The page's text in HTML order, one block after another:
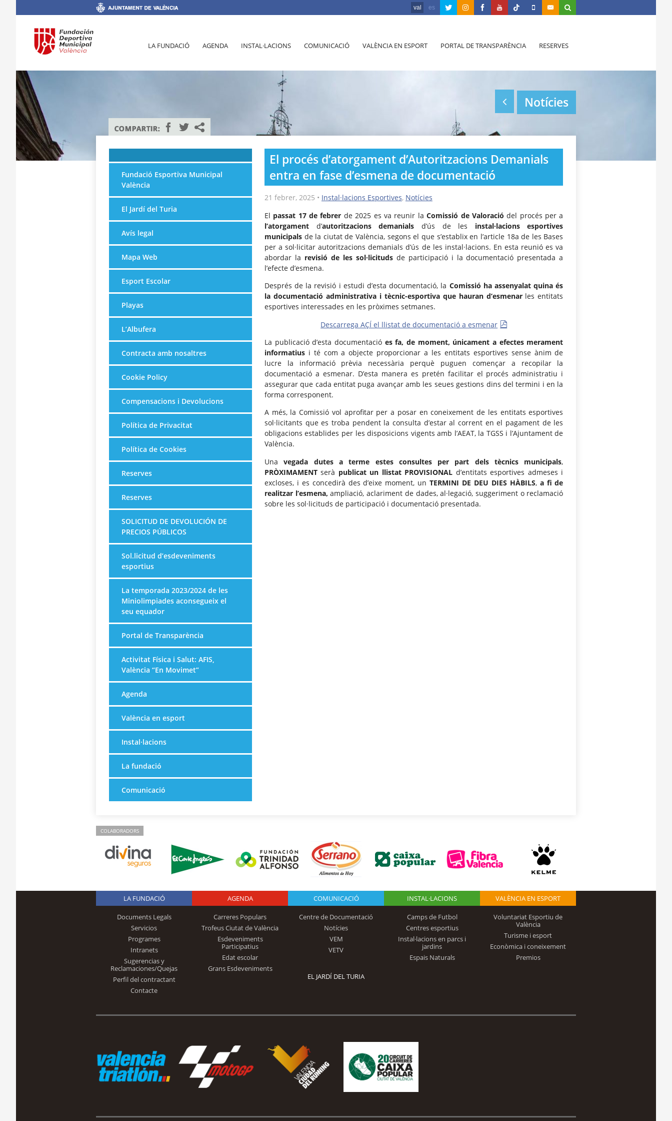
val es
LA FUNDACIÓ AGENDA INSTAL·LACIONS COMUNICACIÓ VALÈNCIA EN ESPORT PORTAL DE TRANSPARÈNCIA RESERVES
Notícies
El procés d’atorgament d’Autoritzacions Demanials
entra en fase d’esmena de documentació
21 febrer, 2025 • Instal·lacions Esportives, Notícies
El passat 17 de febrer de 2025 es va reunir laComissió de Valoració del procés per a
l’atorgamentd’autoritzacions demanials d’ús de les instal·lacions esportives
municipalsde la ciutat de València, segons el que s’establix en l’article 18a de les Bases
per a sol·licitar autoritzacions demanials d’ús de les instal·lacions. En esta reunió es va
abordar la revisió de les sol·licitudsde participació i la documentació presentada a
l’efecte d’esmena.
Després de la revisió i estudi d’esta documentació, la Comissió ha assenyalat quina és
la documentació administrativa i tècnic-esportiva que hauran d’esmenarles entitats
esportives interessades en les pròximes setmanes.
Descarrega AÇÍ el llistat de documentació a esmenar
La publicació d’esta documentació es fa, de moment, únicament a efectes merament
informatiusi té com a objecte proporcionar a les entitats esportives sense ànim de
lucre la informació prèvia necessària perquè puguen començar a recopilar la
documentació a esmenar. D’esta manera es pretén facilitar el procés administratiu i
assegurar que cada entitat puga avançar amb les seues gestions dins del termini i en la
forma corresponent.
A més, la Comissió vol aprofitar per a posar en coneixement de les entitats esportives
sol·licitants que es troba pendent la consulta d’estar al corrent en el pagament de les
obligacions establides per les disposicions vigents amb l’AEAT, la TGSS i l’Ajuntament de
València.
Unavegada dutes a terme estes consultes per part dels tècnics municipals,
PRÒXIMAMENTserà publicat un llistat PROVISIONAL d’entitats esportives admeses i
excloses, i es concedirà des d’eixe moment, unTERMINI DE DEU DIES HÀBILS, a fi de
realitzar l’esmena, ampliació, aclariment de dades, al·legació, suggeriment o reclamació
sobre les sol·licituds de participació i documentació presentada.
Fundació Esportiva Municipal
València
El Jardí del Turia
Avís legal
Mapa Web
Esport Escolar
Playas
L’Albufera
Contracta amb nosaltres
Cookie Policy
Compensacions i Devolucions
Política de Privacitat
Política de Cookies
Reserves
Reserves
SOLICITUD DE DEVOLUCIÓN DE
PRECIOS PÚBLICOS
Sol.licitud d’esdeveniments
esportius
La temporada 2023/2024 de les
Miniolimpiades aconsegueix el
seu equador
Portal de Transparència
Activitat Física i Salut: AFIS,
València “En Movimet”
Agenda
València en esport
Instal·lacions
La fundació
Comunicació
COLABORADORS
Logo Fundación
Trinidad Alfonso
LA FUNDACIÓ
Documents Legals
Servicios
Programes
Intranets
Sugerencias y
Reclamaciones/Quejas
Perfil del contractant
Contacte
AGENDA
Carreres Populars
Trofeus Ciutat de València
Esdeveniments
Participatius
Edat escolar
Grans Esdeveniments
COMUNICACIÓ
Centre de Documentació
Notícies
VEM
VETV
INSTAL·LACIONS
Camps de Futbol
Centres esportius
Instal·lacions en parcs i
jardins
Espais Naturals
VALÈNCIA EN ESPORT
Voluntariat Esportiu de
València
Turisme i esport
Econòmica i coneixement
Premios
EL JARDÍ DEL TURIA